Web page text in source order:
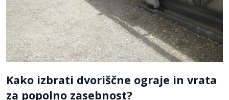
Kako izbrati dvoriščne ograje in vrata
za popolno zasebnost?